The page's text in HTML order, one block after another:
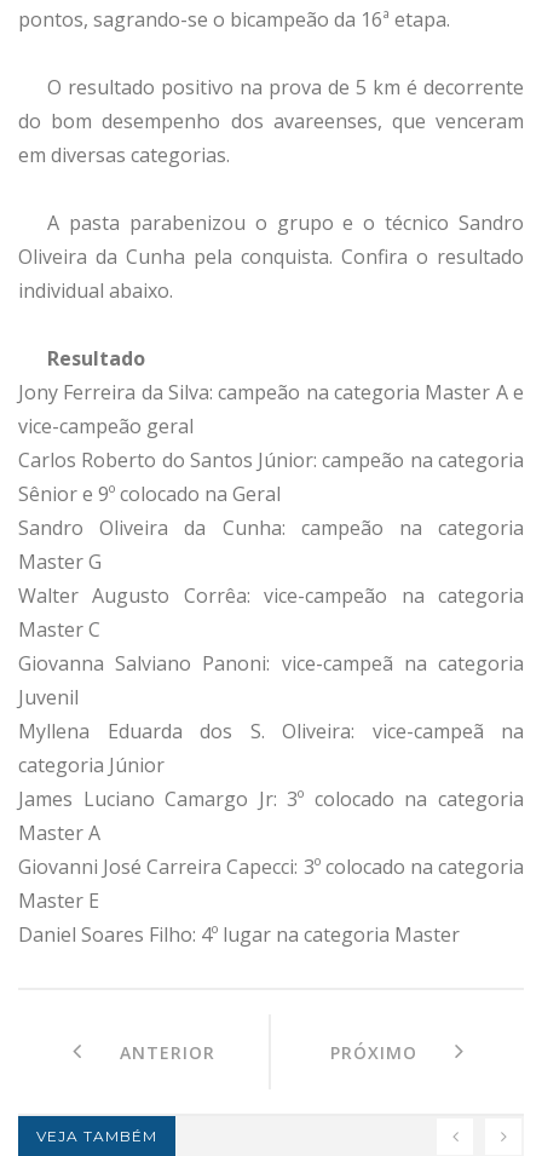
pontos, sagrando-se o bicampeão da 16ª etapa.
O resultado positivo na prova de 5 km é decorrente
do bom desempenho dos avareenses, que venceram
em diversas categorias.
A pasta parabenizou o grupo e o técnico Sandro
Oliveira da Cunha pela conquista. Confira o resultado
individual abaixo.
Resultado
Jony Ferreira da Silva: campeão na categoria Master A e
vice-campeão geral
Carlos Roberto do Santos Júnior: campeão na categoria
Sênior e 9º colocado na Geral
Sandro Oliveira da Cunha: campeão na categoria
Master G
Walter Augusto Corrêa: vice-campeão na categoria
Master C
Giovanna Salviano Panoni: vice-campeã na categoria
Juvenil
Myllena Eduarda dos S. Oliveira: vice-campeã na
categoria Júnior
James Luciano Camargo Jr: 3º colocado na categoria
Master A
Giovanni José Carreira Capecci: 3º colocado na categoria
Master E
Daniel Soares Filho: 4º lugar na categoria Master
ANTERIOR PRÓXIMO
VEJA TAMBÉM